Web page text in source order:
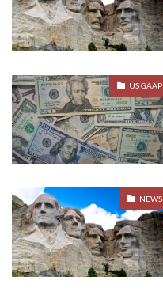
US GAAP
NEWS